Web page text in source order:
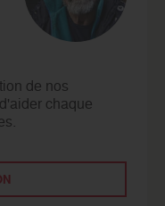
de nos
chaque